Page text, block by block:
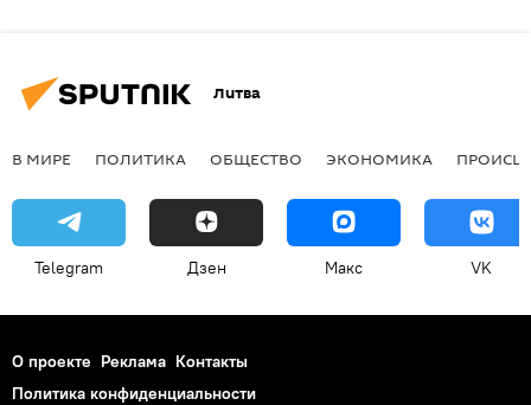
Литва
В МИРЕ ПОЛИТИКА ОБЩЕСТВО ЭКОНОМИКА
Telegram Дзен Макс VK
О проекте Реклама Контакты
Политика конфиденциальности